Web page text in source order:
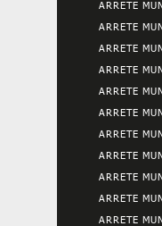
ARRETE
ARRETE
ARRETE
ARRETE
ARRETE
ARRETE
ARRETE
ARRETE
ARRETE
ARRETE
ARRETE